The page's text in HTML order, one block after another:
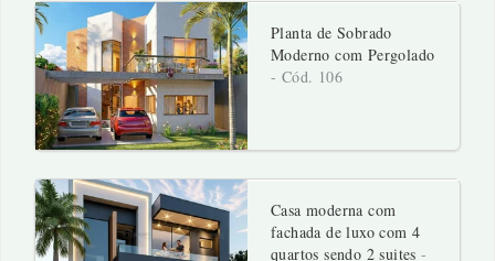
Planta de Sobrado
Moderno com Pergolado
- Cód. 106
Casa moderna com
fachada de luxo com 4
quartos sendo 2 suites-